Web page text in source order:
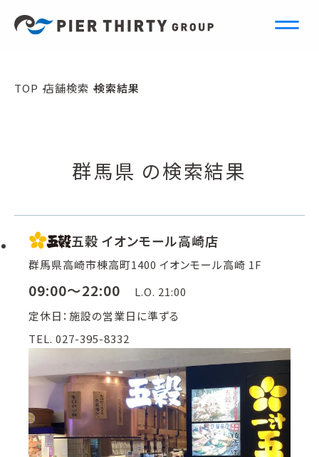
TOP 店舗検索 検索結果
群馬県 の検索結果
五穀 イオンモール高崎店
群馬県高崎市棟高町1400 イオンモール高崎 1F
09:00～22:00
L.O. 21:00
定休日：施設の営業日に準ずる
TEL. 027-395-8332